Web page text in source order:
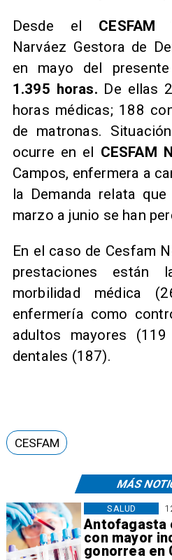
​Desde el CESFAM
Narváez Gestora de
en mayo del
1.395 horas. De ellas
horas médicas; 188
de matronas.
ocurre en el CESFAM
Campos, enfermera a
la Demanda relata
marzo a junio se han
En el caso de Cesfam
prestaciones están
morbilidad médica
enfermería como
adultos mayores
dentales (187).
MÁS
Antofagasta
con mayor
gonorrea en
SALUD
CESFAM